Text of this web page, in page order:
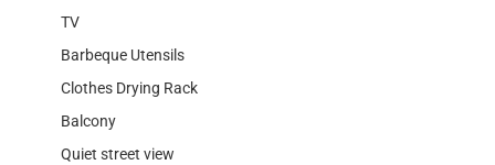
TV
Barbeque Utensils
Clothes Drying Rack
Balcony
Quiet street view